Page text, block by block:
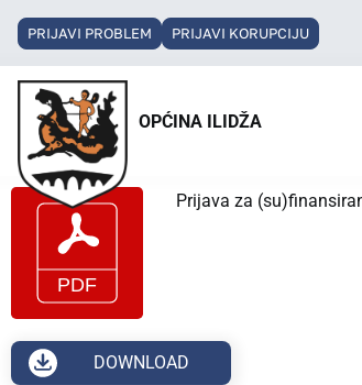
PRIJAVI PROBLEM PRIJAVI KORUPCIJU
OPĆINA ILIDŽA
Prijava za
DOWNLOAD